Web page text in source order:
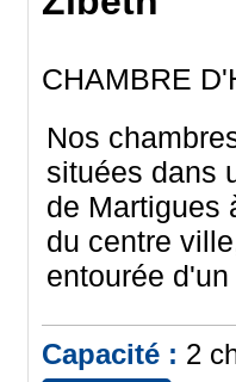
CHAMBRE
Nos
situées dans
de Martigues
du centre
entourée
Capacité : 2